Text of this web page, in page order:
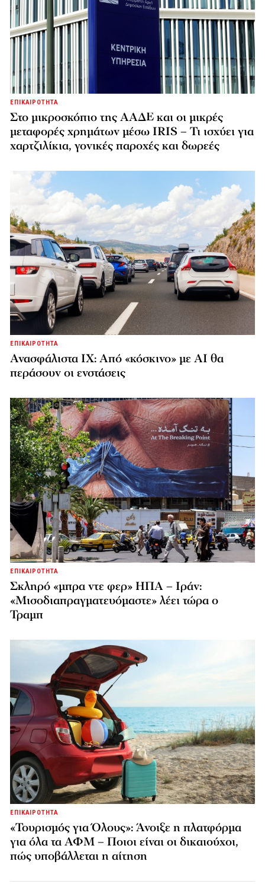
ΕΠΙΚΑΙΡΟΤΗΤΑ
Στο μικροσκόπιο της ΑΑΔΕ και οι μικρές
μεταφορές χρημάτων μέσω IRIS – Τι ισχύει για
χαρτζιλίκια, γονικές παροχές και δωρεές
ΕΠΙΚΑΙΡΟΤΗΤΑ
Ανασφάλιστα ΙΧ: Από «κόσκινο» με AI θα
περάσουν οι ενστάσεις
ΕΠΙΚΑΙΡΟΤΗΤΑ
Σκληρό «μπρα ντε φερ» ΗΠΑ – Ιράν:
«Μισοδιαπραγματευόμαστε» λέει τώρα ο
Τραμπ
ΕΠΙΚΑΙΡΟΤΗΤΑ
«Τουρισμός για Όλους»: Άνοιξε η πλατφόρμα
για όλα τα ΑΦΜ – Ποιοι είναι οι δικαιούχοι,
πώς υποβάλλεται η αίτηση